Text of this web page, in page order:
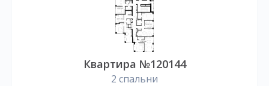
Квартира №120144
2 спальни